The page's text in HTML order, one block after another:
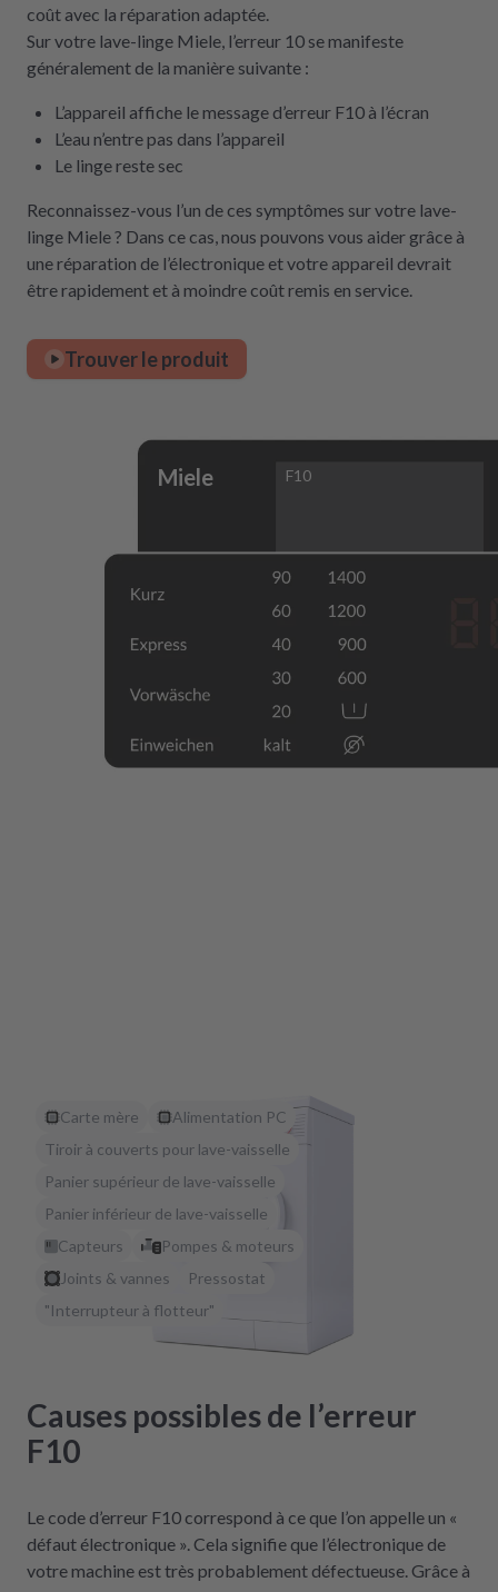
coût avec la réparation adaptée.
Sur votre lave-linge Miele, l’erreur 10 se manifeste
généralement de la manière suivante :
L’appareil affiche le message d’erreur F10 à l’écran
L’eau n’entre pas dans l’appareil
Le linge reste sec
Reconnaissez-vous l’un de ces symptômes sur votre lave-
linge Miele ? Dans ce cas, nous pouvons vous aider grâce à
une réparation de l’électronique et votre appareil devrait
être rapidement et à moindre coût remis en service.
Trouver le produit
Miele F10
Carte mère
Alimentation PC
Tiroir à couverts pour lave-vaisselle
Panier supérieur de lave-vaisselle
Panier inférieur de lave-vaisselle
Capteurs
Pompes & moteurs
Joints & vannes
Pressostat
"Interrupteur à flotteur"
Causes possibles de l’erreur
F10
Le code d’erreur F10 correspond à ce que l’on appelle un «
défaut électronique ». Cela signifie que l’électronique de
votre machine est très probablement défectueuse. Grâce à